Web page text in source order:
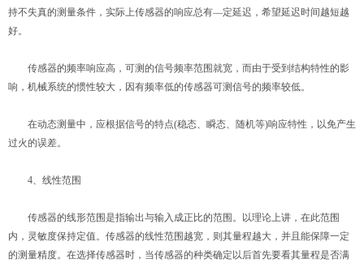
持不失真的测量条件，实际上传感器的响应总有—定延迟，希望延迟时间越短越
好。
传感器的频率响应高，可测的信号频率范围就宽，而由于受到结构特性的影
响，机械系统的惯性较大，因有频率低的传感器可测信号的频率较低。
在动态测量中，应根据信号的特点(稳态、瞬态、随机等)响应特性，以免产生
过火的误差。
4、线性范围
传感器的线形范围是指输出与输入成正比的范围。以理论上讲，在此范围
内，灵敏度保持定值。传感器的线性范围越宽，则其量程越大，并且能保障一定
的测量精度。在选择传感器时，当传感器的种类确定以后首先要看其量程是否满